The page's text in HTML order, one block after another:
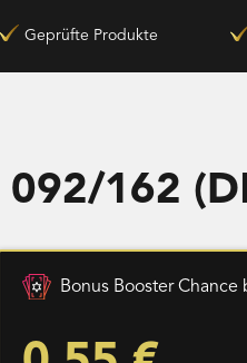
Geprüfte Produkte
162
Bonus Booster